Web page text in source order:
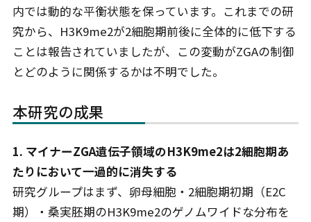
内では動的な平衡状態を保っています。これまでの研
究から、H3K9me2が2細胞期前後に全体的に低下する
ことは報告されていましたが、この変動がZGAの制御
とどのように関係するかは不明でした。
本研究の成果
1. マイナーZGA遺伝子領域のH3K9me2は2細胞期あ
たりにおいて一過的に消失する
研究グループはまず、卵母細胞・2細胞期初期（E2C
期）・桑実胚期のH3K9me2のゲノムワイドな分布を